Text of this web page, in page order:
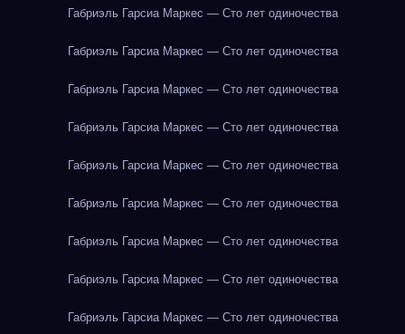
Габриэль Гарсиа Маркес — Сто лет одиночества
Габриэль Гарсиа Маркес — Сто лет одиночества
Габриэль Гарсиа Маркес — Сто лет одиночества
Габриэль Гарсиа Маркес — Сто лет одиночества
Габриэль Гарсиа Маркес — Сто лет одиночества
Габриэль Гарсиа Маркес — Сто лет одиночества
Габриэль Гарсиа Маркес — Сто лет одиночества
Габриэль Гарсиа Маркес — Сто лет одиночества
Габриэль Гарсиа Маркес — Сто лет одиночества